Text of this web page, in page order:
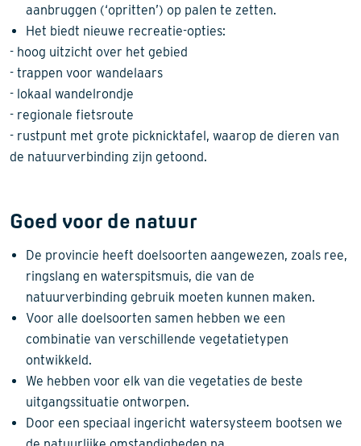
aanbruggen (‘opritten’) op palen te zetten.
Het biedt nieuwe recreatie-opties:
- hoog uitzicht over het gebied
- trappen voor wandelaars
- lokaal wandelrondje
- regionale fietsroute
- rustpunt met grote picknicktafel, waarop de dieren van
de natuurverbinding zijn getoond.
Goed voor de natuur
De provincie heeft doelsoorten aangewezen, zoals ree,
ringslang en waterspitsmuis, die van de
natuurverbinding gebruik moeten kunnen maken.
Voor alle doelsoorten samen hebben we een
combinatie van verschillende vegetatietypen
ontwikkeld.
We hebben voor elk van die vegetaties de beste
uitgangssituatie ontworpen.
Door een speciaal ingericht watersysteem bootsen we